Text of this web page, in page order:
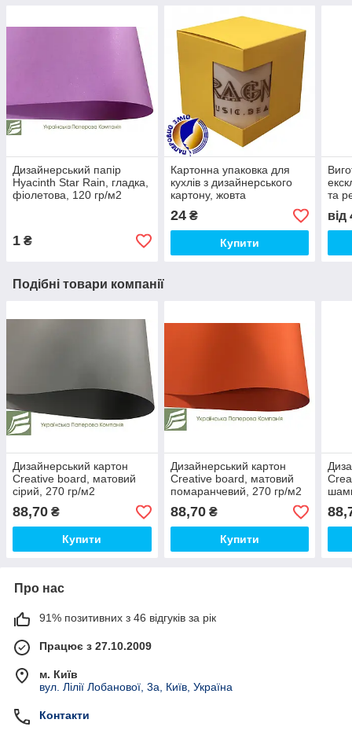
Дизайнерський папір
Hyacinth Star Rain, гладка,
фіолетова, 120 гр/м2
1 ₴
Картонна упаковка для
кухлів з дизайнерського
картону, жовта
24₴
Купити
та
від
Подібні товари компанії
Дизайнерський картон
Creative board, матовий
сірий, 270 гр/м2
88,70 ₴
Купити
Дизайнерський картон
Creative board, матовий
помаранчевий, 270 гр/м2
88,70₴
Купити
Про нас
91% позитивних з 46 відгуків за рік
Працює з 27.10.2009
м. Київ
вул. Лілії Лобанової, 3а, Київ, Україна
Контакти